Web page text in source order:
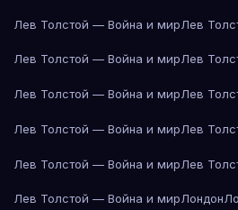
Лев Толстой — Война и мирЛев
Лев Толстой — Война и мирЛев
Лев Толстой — Война и мирЛев
Лев Толстой — Война и мирЛев
Лев Толстой — Война и мирЛев
Лев Толстой — Война и мирЛондон